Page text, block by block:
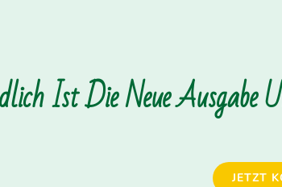
Ist Die Neue Ausgabe
JETZT